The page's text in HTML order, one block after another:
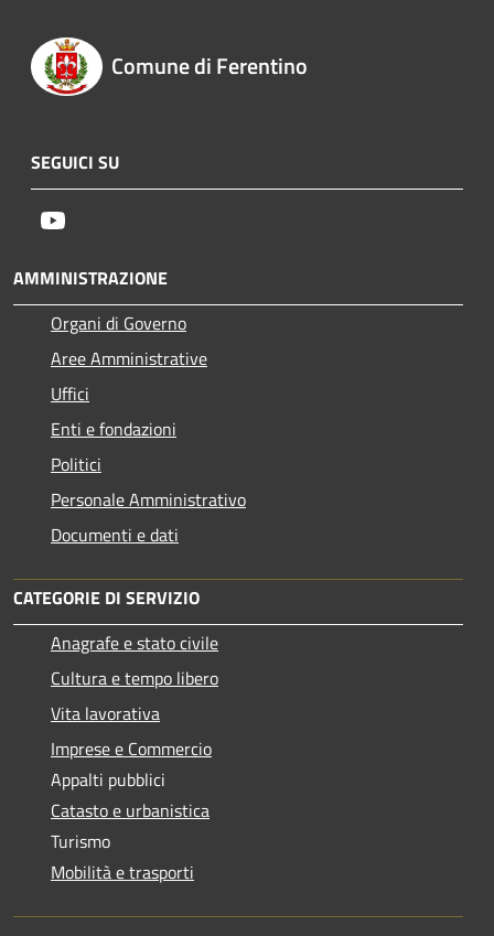
Comune di Ferentino
SEGUICI SU
AMMINISTRAZIONE
Organi di Governo
Aree Amministrative
Uffici
Enti e fondazioni
Politici
Personale Amministrativo
Documenti e dati
CATEGORIE DI SERVIZIO
Anagrafe e stato civile
Cultura e tempo libero
Vita lavorativa
Imprese e Commercio
Appalti pubblici
Catasto e urbanistica
Turismo
Mobilità e trasporti